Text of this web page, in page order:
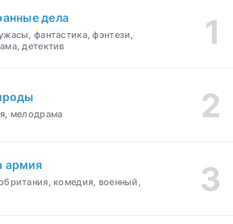
дела
фантастика, фэнтези,
детектив
мелодрама
армия
комедия, военный,